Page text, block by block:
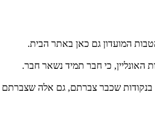
המועדון גם כאן באתר הבית.
האונליין, כי חבר תמיד נשאר חבר.
שכבר צברתם, גם אלה שצברתם